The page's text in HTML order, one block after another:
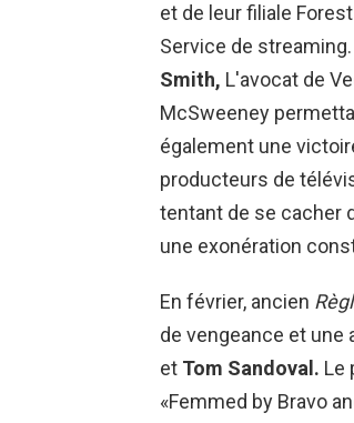
et de leur filiale
Service de
Smith, L'avocat de
McSweeney
également une
producteurs de
tentant de se cacher
une exonération
En février, ancien
de vengeance et
et Tom Sandoval. Le
«Femmed by Bravo